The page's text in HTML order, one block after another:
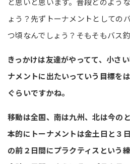
ょう？先ずトーナメントとしての
つ頃なんでしょう？そもそもバス
きっかけは友達がやってて、小さ
ナメントに出たいっていう目標を
ぐらいですかね。
移動は全国、南は九州、北は今の
本的にトーナメントは金土日と３
の前２日間にプラクティスという